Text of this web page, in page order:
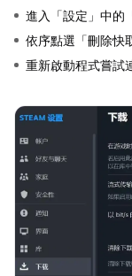
進入「設定」中的
依序點選「刪除快
重新啟動程式嘗試